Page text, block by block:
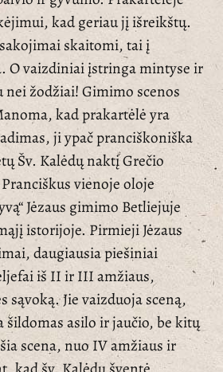
kad geriau jį išreikštų.
skaitomi, tai į
O vaizdiniai įstringa mintyse ir
nei žodžiai! Gimimo scenos
kad prakartėlė yra
ji ypač pranciškoniška
Šv. Kalėdų naktį Grečio
vienoje oloje
Jėzaus gimimo Betliejuje
istorijoje. Pirmieji Jėzaus
daugiausia piešiniai
iš II ir III amžiaus,
sąvoką. Jie vaizduoja sceną,
asilo ir jaučio, be kitų
scena, nuo IV amžiaus ir